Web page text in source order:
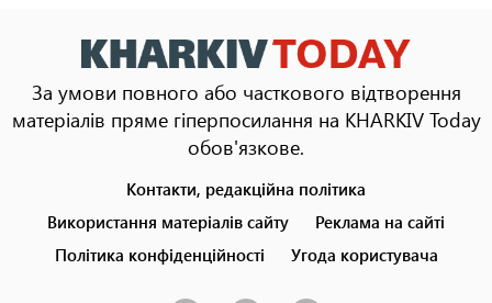
За умови повного або часткового відтворення
матеріалів пряме гіперпосилання на KHARKIV Today
обов'язкове.
menu
Контакти, редакційна політика
Використання матеріалів сайту
Реклама на сайті
Політика конфіденційності
Угода користувача